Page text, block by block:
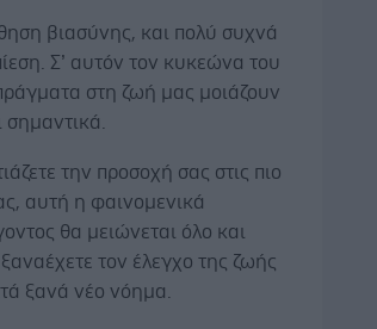
βιασύνης, και πολύ συχνά
Σ’ αυτόν τον κυκεώνα του
στη ζωή μας μοιάζουν
την προσοχή σας στις πιο
αυτή η φαινομενικά
θα μειώνεται όλο και
τον έλεγχο της ζωής
ξανά νέο νόημα.